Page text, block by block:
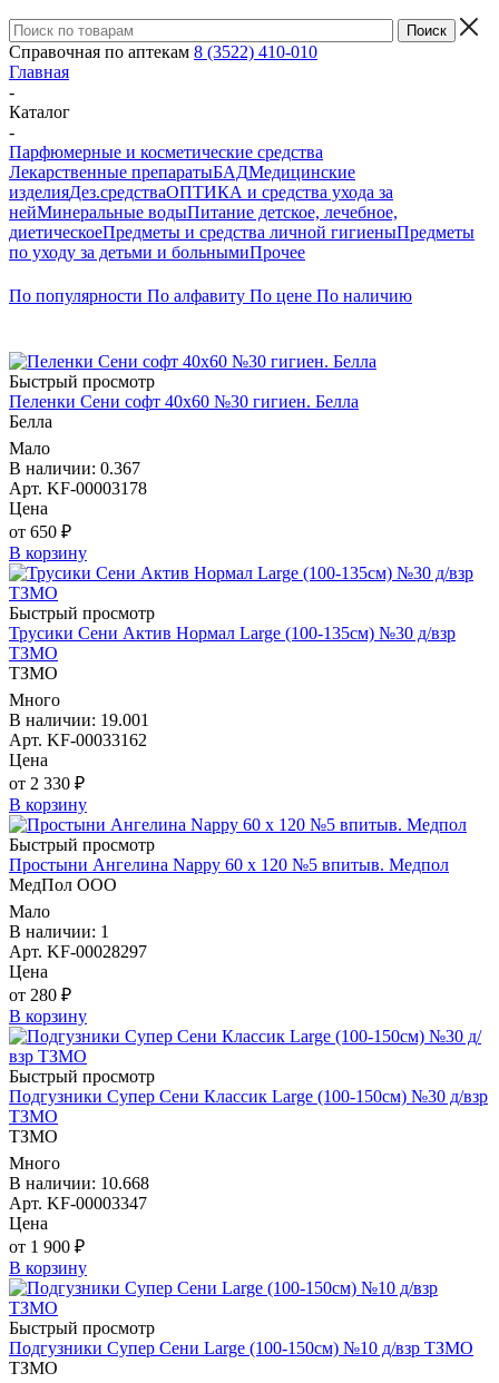
Справочная по аптекам 8 (3522) 410-010
Главная
-
Каталог
-
Парфюмерные и косметические средства
Лекарственные препаратыБАДМедицинские
изделияДез.средстваОПТИКА и средства ухода за
нейМинеральные водыПитание детское, лечебное,
диетическоеПредметы и средства личной гигиеныПредметы
по уходу за детьми и больнымиПрочее
По популярности По алфавиту По цене По наличию
Быстрый просмотр
Пеленки Сени софт 40х60 №30 гигиен. Белла
Белла
Мало
В наличии: 0.367
Арт. KF-00003178
Цена
от 650 ₽
В корзину
Быстрый просмотр
Трусики Сени Актив Нормал Large (100-135см) №30 д/взр
ТЗМО
ТЗМО
Много
В наличии: 19.001
Арт. KF-00033162
Цена
от 2 330 ₽
В корзину
Быстрый просмотр
Простыни Ангелина Nappy 60 х 120 №5 впитыв. Медпол
МедПол ООО
Мало
В наличии: 1
Арт. KF-00028297
Цена
от 280 ₽
В корзину
Быстрый просмотр
Подгузники Супер Сени Классик Large (100-150см) №30 д/взр
ТЗМО
ТЗМО
Много
В наличии: 10.668
Арт. KF-00003347
Цена
от 1 900 ₽
В корзину
Быстрый просмотр
Подгузники Супер Сени Large (100-150см) №10 д/взр ТЗМО
ТЗМО